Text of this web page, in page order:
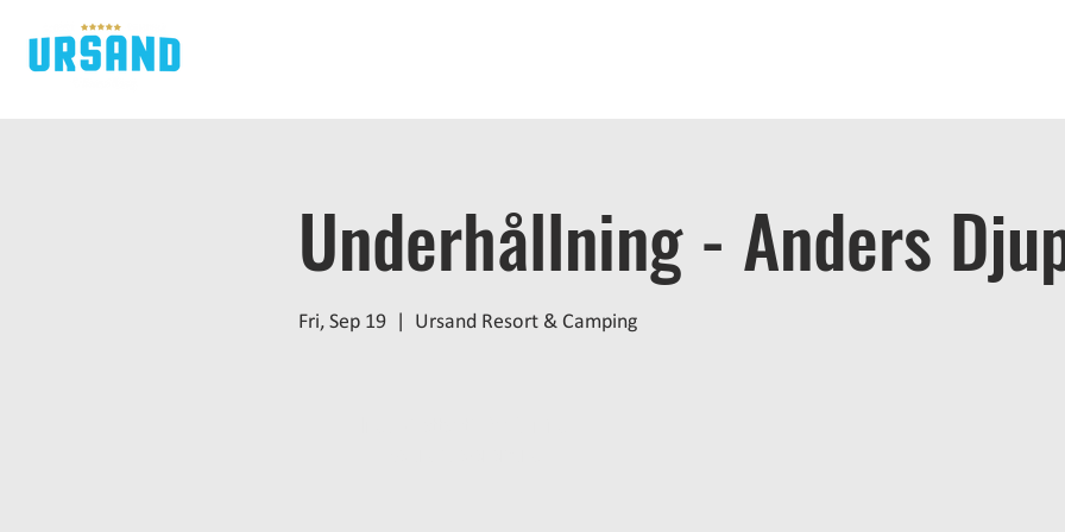
Underhållning - Anders
Fri, Sep 19
  |
Ursand Resort & Camping